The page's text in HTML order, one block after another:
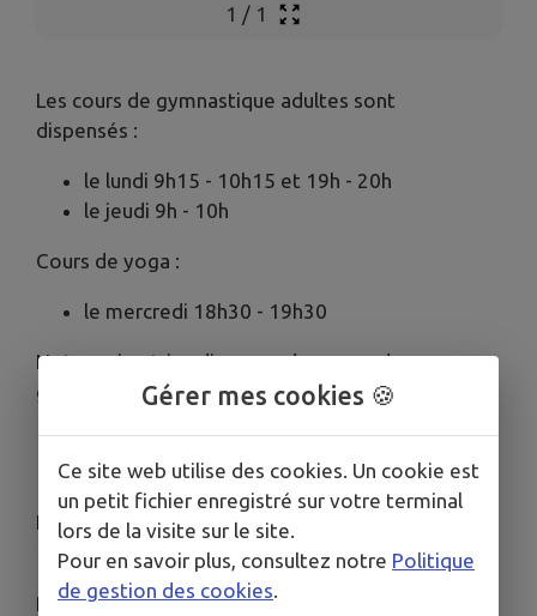
1 / 1
Les cours de gymnastique adultes sont
dispensés :
le lundi 9h15 - 10h15 et 19h - 20h
le jeudi 9h - 10h
Cours de yoga :
le mercredi 18h30 - 19h30
Notre animatrice dispense des cours de
gymnastique douce pour le club des aînés :
le lundi 10h15 - 11h15
le jeudi 10h - 11h
Les cours de danse classique pour enfants de 4 à
13 ans ont lieu entre 11h15 et 18h le mercredi.
Présidente :Mauricette Teillier
Gérer mes cookies 🍪
Ce site web utilise des cookies. Un cookie est
un petit fichier enregistré sur votre terminal
lors de la visite sur le site.
Pour en savoir plus, consultez notre Politique
de gestion des cookies.